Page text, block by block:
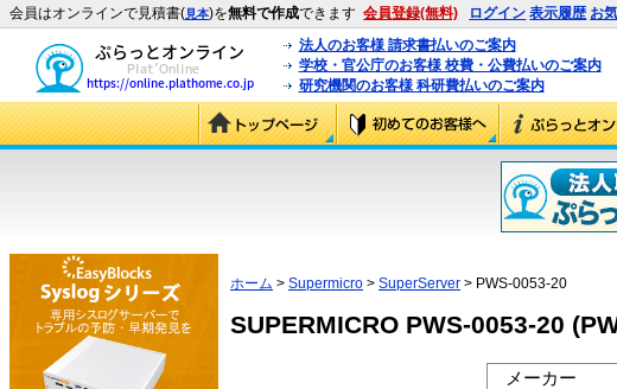
会員はオンラインで見積書(見本)を無料で作成できます 会員登録(無料) ログイン 表示履歴 お
法人のお客様 請求書払いのご案内
学校・官公庁のお客様 校費・公費払いのご案内
研究機関のお客様 科研費払いのご案内
ホーム > Supermicro > SuperServer > PWS-0053-20
SUPERMICRO PWS-0053-20
メーカー